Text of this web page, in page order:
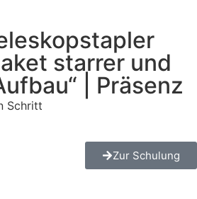
starrer und
| Präsenz
Schritt
Zur Schulung